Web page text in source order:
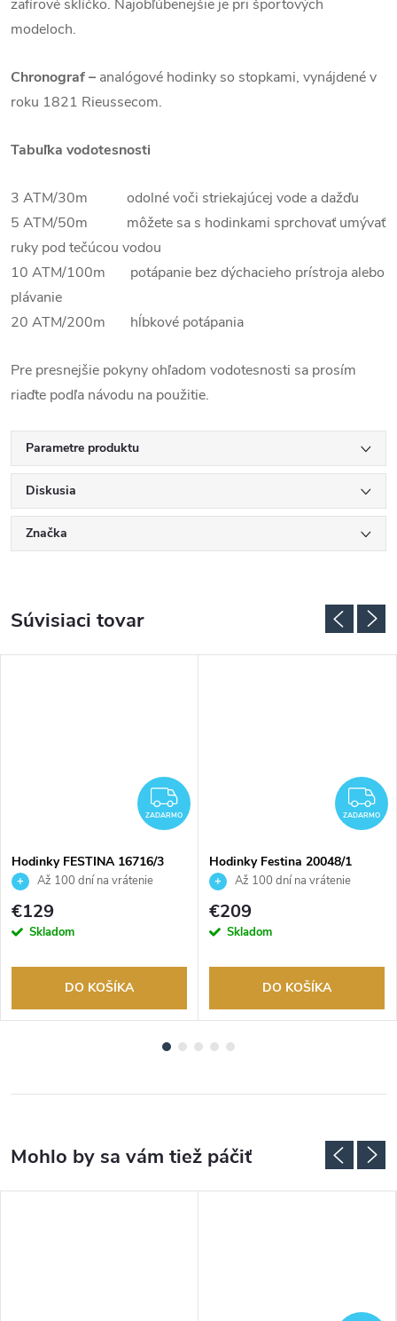
zafírové sklíčko. Najobľúbenejšie je pri športových
modeloch.
Chronograf – analógové hodinky so stopkami, vynájdené v
roku 1821 Rieussecom.
Tabuľka vodotesnosti
3 ATM/30m odolné voči striekajúcej vode a dažďu
5 ATM/50m môžete sa s hodinkami sprchovať umývať
ruky pod tečúcou vodou
10 ATM/100m potápanie bez dýchacieho prístroja alebo
plávanie
20 ATM/200m hĺbkové potápania
Pre presnejšie pokyny ohľadom vodotesnosti sa prosím
riaďte podľa návodu na použitie.
Parametre produktu
Diskusia
Značka
Súvisiaci tovar
ZADARMO
ZADARMO
Hodinky FESTINA 16716/3
Až 100 dní na vrátenie
tovaru. Autorizovaný predajca.
€129
Skladom
DO KOŠÍKA
ZADARMO
Hodinky Festina 20048/1
Až 100 dní na vrátenie
tovaru. Autorizovaný predajca.
€209
Skladom
DO KOŠÍKA